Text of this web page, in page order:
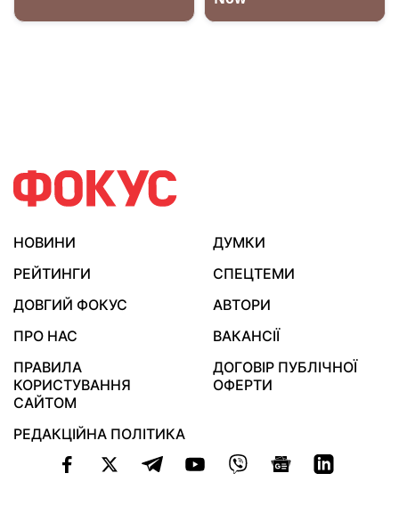
НОВИНИ
ДУМКИ
РЕЙТИНГИ
СПЕЦТЕМИ
ДОВГИЙ ФОКУС
АВТОРИ
ПРО НАС
ВАКАНСІЇ
ПРАВИЛА
КОРИСТУВАННЯ
САЙТОМ
ДОГОВІР ПУБЛІЧНОЇ
ОФЕРТИ
РЕДАКЦІЙНА ПОЛІТИКА